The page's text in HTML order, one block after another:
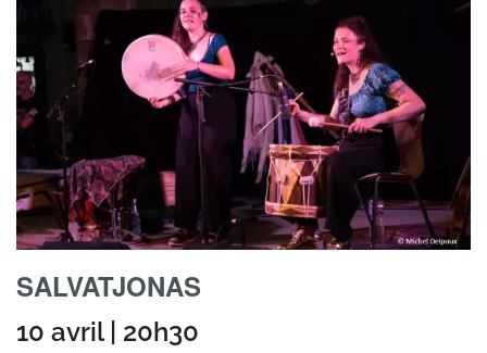
SALVATJONAS
10 avril | 20h30